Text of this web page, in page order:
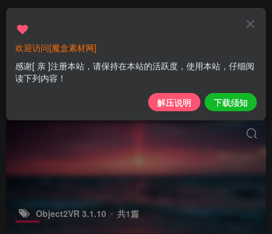
Object2VR 3.1.10 共1篇
欢迎访问[魔盒素材网]
感谢[ 亲 ]注册本站，请保持在本站的活跃度，使用本站，仔细阅
读下列内容！
解压说明 下载须知